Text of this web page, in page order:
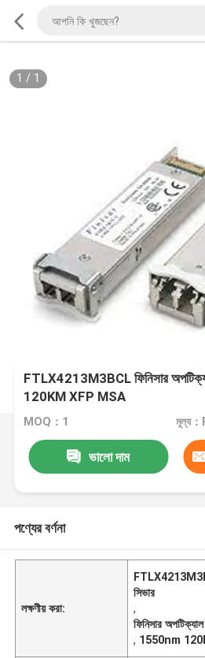
1 / 1
FTLX4213M3BCL ফিনিসার
120KM XFP MSA
MOQ：1 মূল্য
ভালো দাম
পণ্যের বর্ণনা
লক্ষণীয় করা:
সিভার
,
ফিনিসার
, 1550nm